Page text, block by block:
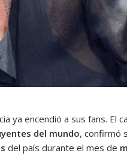
ya encendió a sus fans. El
del mundo, confirmó
del país durante el mes de